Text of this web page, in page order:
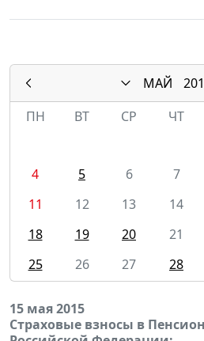
МАЙ
ПН
ВТ СР ЧТ
4
5 6 7
11
12 13 14
18
19 20 21
25
26 27 28
15 мая 2015
Страховые взносы в